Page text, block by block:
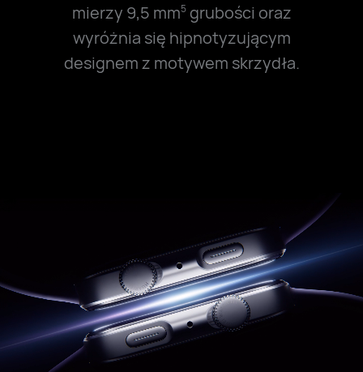
mierzy 9,5 mm5grubości oraz
wyróżnia się hipnotyzującym
designem z motywem skrzydła.